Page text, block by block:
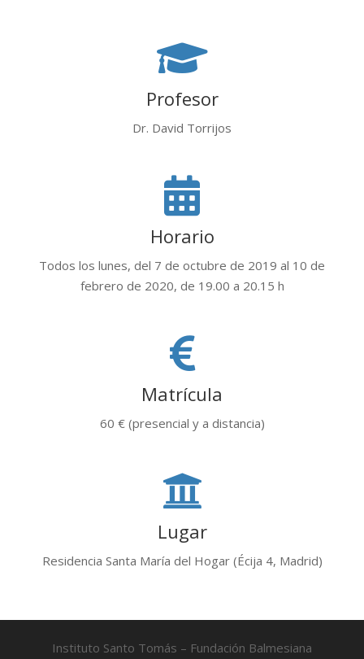
Profesor
Dr. David Torrijos
Horario
Todos los lunes, del 7 de octubre de 2019 al 10 de
febrero de 2020, de 19.00 a 20.15 h
Matrícula
60 € (presencial y a distancia)
Lugar
Residencia Santa María del Hogar (Écija 4, Madrid)
Instituto Santo Tomás – Fundación Balmesiana